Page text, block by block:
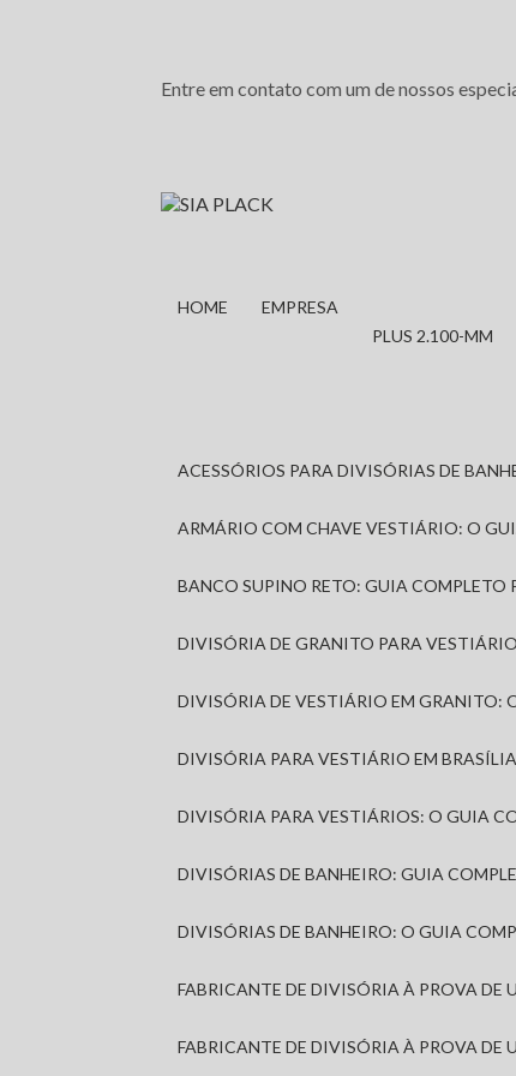
Entre em contato com um de nossos
HOME EMPRESA
PLUS 2.100-MM
ACESSÓRIOS PARA DIVISÓRIAS DE
ARMÁRIO COM CHAVE VESTIÁRIO: O
BANCO SUPINO RETO: GUIA
DIVISÓRIA DE GRANITO PARA
DIVISÓRIA DE VESTIÁRIO EM GRANITO:
DIVISÓRIA PARA VESTIÁRIO EM
DIVISÓRIA PARA VESTIÁRIOS: O GUIA
DIVISÓRIAS DE BANHEIRO: GUIA
DIVISÓRIAS DE BANHEIRO: O GUIA
FABRICANTE DE DIVISÓRIA À PROVA
FABRICANTE DE DIVISÓRIA À PROVA DE